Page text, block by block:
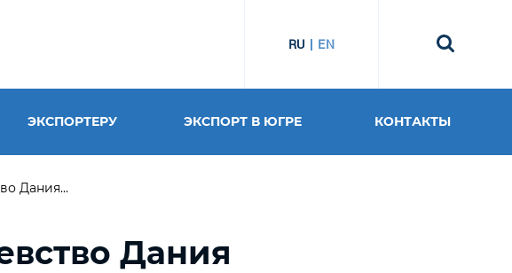
RU EN
ЭКСПОРТЕРУ ЭКСПОРТ В ЮГРЕ КОНТАКТЫ
Дания...
Дания